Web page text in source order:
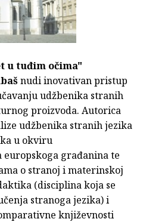
u tuđim očima"
nudi inovativan pristup
udžbenika stranih
proizvoda. Autorica
udžbenika stranih jezika
u okviru
građanina te
o stranoj i materinskoj
(disciplina koja se
stranoga jezika) i
književnosti